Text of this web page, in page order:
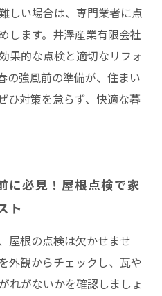
しい場合は、専門業者に点
します。井澤産業有限会社
果的な点検と適切なリフォ
の強風前の準備が、住まい
ひ対策を怠らず、快適な暮
に必見！屋根点検で家
ト
屋根の点検は欠かせませ
外観からチェックし、瓦や
れがないかを確認しましょ